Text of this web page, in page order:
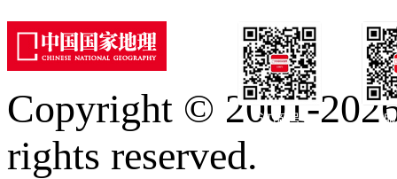
订阅号
Copyright © 2001-
rights reserved.